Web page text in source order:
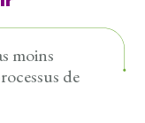
moins
de